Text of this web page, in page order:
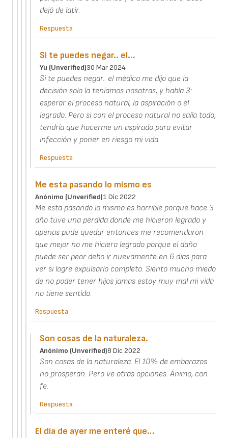
dejó de latir.
Respuesta
Si te puedes negar.. el…
Yu (unverified)30 Mar 2024
Si te puedes negar.. el médico me dijo que la
decisión solo la teníamos nosotras, y había 3:
esperar el proceso natural, la aspiración o el
legrado. Pero si con el proceso natural no salía todo,
tendría que hacerme un aspirado para evitar
infección y poner en riesgo mi vida
Respuesta
Me esta pasando lo mismo es
Anónimo (unverified)1 Dic 2022
Me esta pasando lo mismo es horrible porque hace 3
año tuve una perdida donde me hicieron legrado y
apenas pude quedar entonces me recomendaron
que mejor no me hiciera legrado porque el daño
puede ser peor debo ir nuevamente en 6 dias para
ver si logre expulsarlo completo. Siento mucho miedo
de no poder tener hijos jamas estoy muy mal mi vida
no tiene sentido.
Respuesta
Son cosas de la naturaleza.
Anónimo (unverified)8 Dic 2022
Son cosas de la naturaleza. El 10% de embarazos
no prosperan. Pero ve otras opciones. Ánimo, con
fe.
Respuesta
El día de ayer me enteré que…